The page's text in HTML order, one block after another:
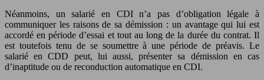
Néanmoins, un salarié en CDI n’a pas d’obligation légale à
communiquer les raisons de sa démission : un avantage qui lui est
accordé en période d’essai et tout au long de la durée du contrat. Il
est toutefois tenu de se soumettre à une période de préavis. Le
salarié en CDD peut, lui aussi, présenter sa démission en cas
d’inaptitude ou de reconduction automatique en CDI.